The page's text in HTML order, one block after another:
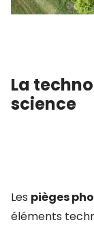
La
science
Les pièges
éléments